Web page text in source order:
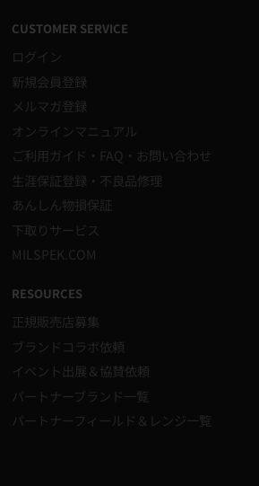
CUSTOMER SERVICE
ログイン
新規会員登録
メルマガ登録
オンラインマニュアル
ご利用ガイド・FAQ・お問い合わせ
生涯保証登録・不良品修理
あんしん物損保証
下取りサービス
MILSPEK.COM
RESOURCES
正規販売店募集
ブランドコラボ依頼
イベント出展＆協賛依頼
パートナーブランド一覧
パートナーフィールド＆レンジ一覧